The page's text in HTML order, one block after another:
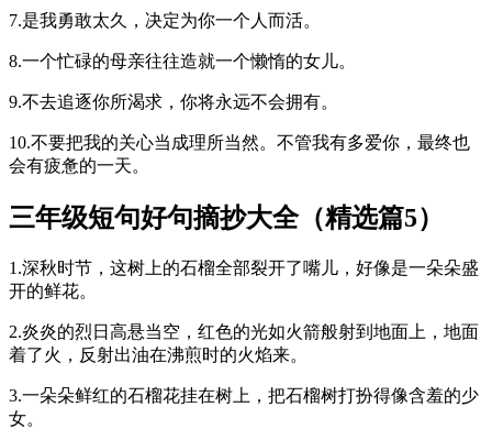
7.是我勇敢太久，决定为你一个人而活。
8.一个忙碌的母亲往往造就一个懒惰的女儿。
9.不去追逐你所渴求，你将永远不会拥有。
10.不要把我的关心当成理所当然。不管我有多爱你，最终也
会有疲惫的一天。
三年级短句好句摘抄大全（精选篇5）
1.深秋时节，这树上的石榴全部裂开了嘴儿，好像是一朵朵盛
开的鲜花。
2.炎炎的烈日高悬当空，红色的光如火箭般射到地面上，地面
着了火，反射出油在沸煎时的火焰来。
3.一朵朵鲜红的石榴花挂在树上，把石榴树打扮得像含羞的少
女。